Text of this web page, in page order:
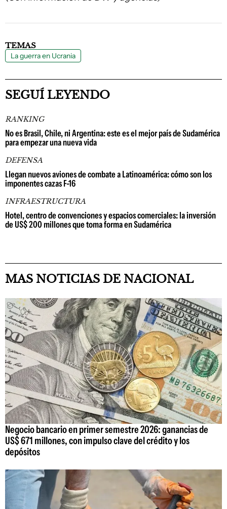
TEMAS
La guerra en Ucrania
SEGUÍ LEYENDO
RANKING
No es Brasil, Chile, ni Argentina: este es el mejor país de Sudamérica
para empezar una nueva vida
DEFENSA
Llegan nuevos aviones de combate a Latinoamérica: cómo son los
imponentes cazas F-16
INFRAESTRUCTURA
Hotel, centro de convenciones y espacios comerciales: la inversión
de US$ 200 millones que toma forma en Sudamérica
MAS NOTICIAS DE NACIONAL
Negocio bancario en primer semestre 2026: ganancias de
US$ 671 millones, con impulso clave del crédito y los
depósitos